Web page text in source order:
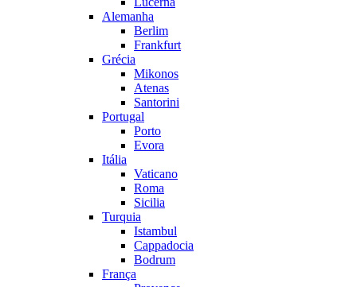
Alemanha
Berlim
Frankfurt
Grécia
Mikonos
Atenas
Santorini
Portugal
Porto
Evora
Itália
Vaticano
Roma
Sicilia
Turquia
Istambul
Cappadocia
Bodrum
França